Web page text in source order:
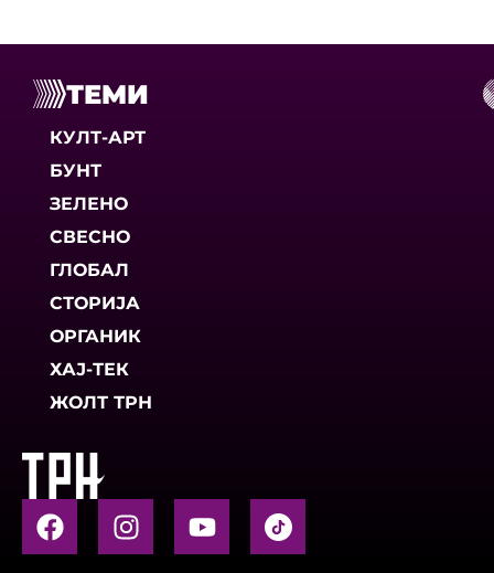
ТЕМИ
КУЛТ-АРТ
БУНТ
ЗЕЛЕНО
СВЕСНО
ГЛОБАЛ
СТОРИЈА
ОРГАНИК
ХАЈ-ТЕК
ЖОЛТ ТРН